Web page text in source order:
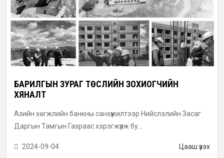
БАРИЛГЫН ЗУРАГ ТӨСЛИЙН ЗОХИОГЧИЙН
ХЯНАЛТ
Азийн хөгжлийн банкны санхүүжилтээр Нийслэлийн Засаг
Даргын Тамгын Газраас хэрэгжүүлж бу...
2024-09-04 Цааш үзэх